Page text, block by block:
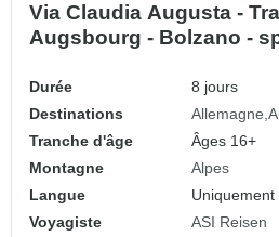
Via Claudia Augusta -
Augsbourg - Bolzano -
Durée
8 jours
Destinations
Allemagne
Tranche d'âge
Âges 16+
Montagne
Alpes
Langue
Uniquement
Voyagiste
ASI Reisen